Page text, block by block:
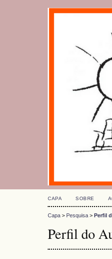
CAPA SOBRE
Capa > Pesquisa > Perfil
Perfil do